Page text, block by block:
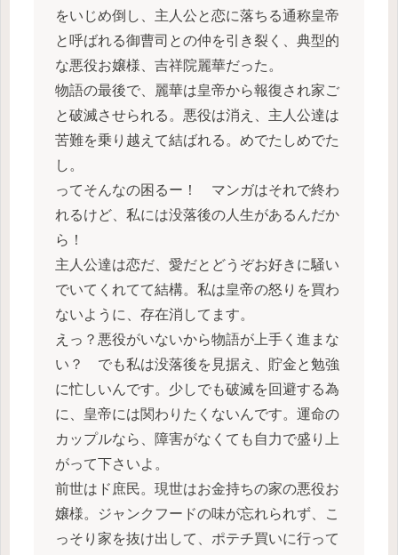
をいじめ倒し、主人公と恋に落ちる通称皇帝
と呼ばれる御曹司との仲を引き裂く、典型的
な悪役お嬢様、吉祥院麗華だった。
物語の最後で、麗華は皇帝から報復され家ご
と破滅させられる。悪役は消え、主人公達は
苦難を乗り越えて結ばれる。めでたしめでた
し。
ってそんなの困るー！ マンガはそれで終わ
れるけど、私には没落後の人生があるんだか
ら！
主人公達は恋だ、愛だとどうぞお好きに騒い
でいてくれてて結構。私は皇帝の怒りを買わ
ないように、存在消してます。
えっ？悪役がいないから物語が上手く進まな
い？ でも私は没落後を見据え、貯金と勉強
に忙しいんです。少しでも破滅を回避する為
に、皇帝には関わりたくないんです。運命の
カップルなら、障害がなくても自力で盛り上
がって下さいよ。
前世はド庶民。現世はお金持ちの家の悪役お
嬢様。ジャンクフードの味が忘れられず、こ
っそり家を抜け出して、ポテチ買いに行って